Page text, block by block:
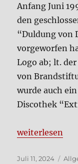
Anfang Juni
den
“Dul­dung von
vor­ge­wor­fen
Logo ab; lt.
von
wur­de auch
Dis­co­thek
„Nacht­le­ben in
wei­ter­le­sen
Veröffentlicht
Juli 11, 2024